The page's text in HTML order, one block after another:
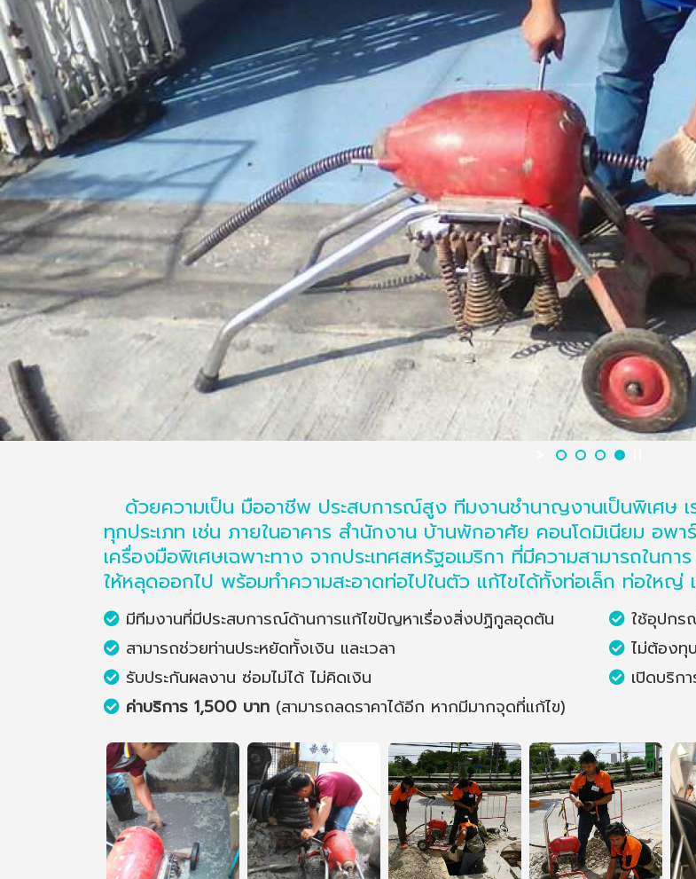
ด้วยความเป็น มืออาชีพ ประสบการณ์สูง ทีมงานชำนาญงานเป็นพิเศษ
ทุกประเภท เช่น ภายในอาคาร สำนักงาน บ้านพักอาศัย คอนโดมิเนียม อพ
เครื่องมือพิเศษเฉพาะทาง จากประเทศสหรัฐอเมริกา ที่มีความสามารถใน
ให้หลุดออกไป พร้อมทำความสะอาดท่อไปในตัว แก้ไขได้ทั้งท่อเล็ก ท่อใหญ่
มีทีมงานที่มีประสบการณ์ด้านการแก้ไขปัญหาเรื่องสิ่งปฏิกูลอุดตัน
ใช้อุปกร
สามารถช่วยท่านประหยัดทั้งเงิน และเวลา
ไม่ต้องทุ
รับประกันผลงาน ซ่อมไม่ได้ ไม่คิดเงิน
เปิดบริก
ค่าบริการ 1,500 บาท (สามารถลดราคาได้อีก หากมีมากจุดที่แก้ไข)